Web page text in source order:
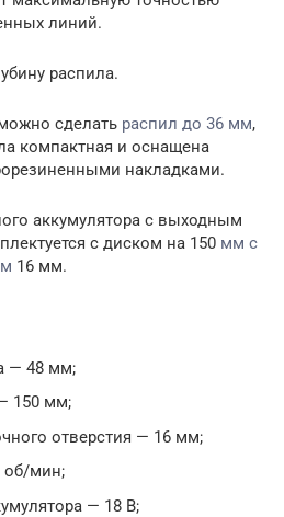
линий.
распила.
сделать распил до 36 мм,
компактная и оснащена
накладками.
аккумулятора с выходным
с диском на 150 мм с
16 мм.
— 48 мм;
150 мм;
отверстия — 16 мм;
об/мин;
— 18 В;